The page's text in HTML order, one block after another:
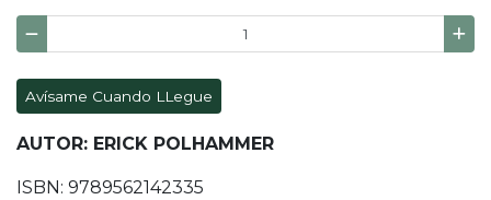
Avísame Cuando LLegue
AUTOR: ERICK POLHAMMER
ISBN: 9789562142335